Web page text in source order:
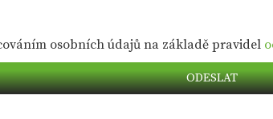
osobních údajů na základě pravidel
ODESLAT